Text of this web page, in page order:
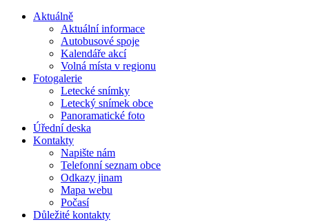
Aktuálně
Aktuální informace
Autobusové spoje
Kalendáře akcí
Volná místa v regionu
Fotogalerie
Letecké snímky
Letecký snímek obce
Panoramatické foto
Úřední deska
Kontakty
Napište nám
Telefonní seznam obce
Odkazy jinam
Mapa webu
Počasí
Důležité kontakty